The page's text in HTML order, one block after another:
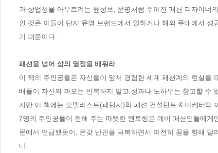
과 상업성을 아우르려는 윤성보, 운명처럼 주어진 패션 디자이너
인 것은 이들이 단지 유명 브랜드에서 일하거나 해외 무대에서
기 때문이다.
패션을 넘어 삶의 열정을 배워라
이 책의 주인공들은 자신들이 앞서 경험한 세계 패션계의 현실을
배들이 자신의 과오는 반복하지 말고 성과나 노하우는 참고할 수
지만 이 책에는 모델리스트(패턴사)와 패션 컨설턴트 & 마케터
7명의 주인공들이 전해 주는 따뜻한 멘토링은 예비 패션인들에
문에서 언급했듯이, 온갖 난관을 극복하면서 여전히 꿈을 향해
다.